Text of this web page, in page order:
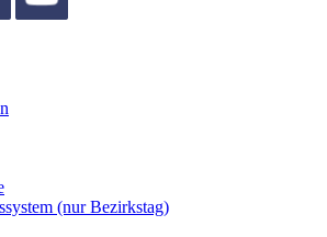
(nur Bezirkstag)